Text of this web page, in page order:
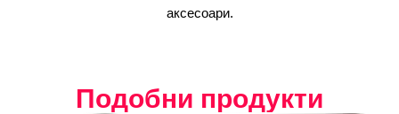
аксесоари.
Подобни продукти